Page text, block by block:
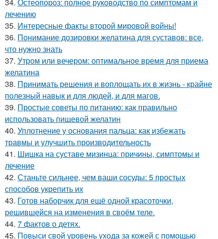
лечению
35. Интересные факты второй мировой войны!
36. Понимание дозировки желатина для суставов: все,
что нужно знать
37. Утром или вечером: оптимальное время для приема
желатина
38. Принимать решения и воплощать их в жизнь - крайне
полезный навык и для людей, и для магов.
39. Простые советы по питанию: как правильно
использовать пищевой желатин
40. Уплотнение у основания пальца: как избежать
травмы и улучшить производительность
41. Шишка на суставе мизинца: причины, симптомы и
лечение
42. Станьте сильнее, чем ваши сосуды: 5 простых
способов укрепить их
43. Готов наборчик для ещё одной красоточки,
решившейся на изменения в своём теле.
44. 7 фактов о детях.
45. Повыси свой уровень ухода за кожей с помощью